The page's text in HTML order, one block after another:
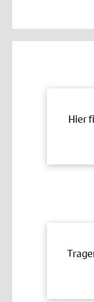
Hier